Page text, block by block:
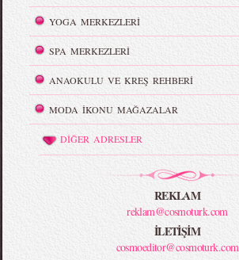
YOGA MERKEZLERİ
SPA MERKEZLERİ
ANAOKULU VE KREŞ REHBERİ
MODA İKONU MAĞAZALAR
DİĞER ADRESLER
REKLAM
reklam@cosmoturk.com
İLETİŞİM
cosmoeditor@cosmoturk.com